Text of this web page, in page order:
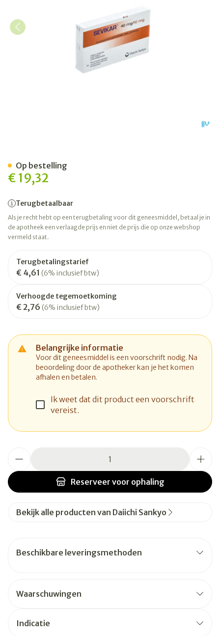
€ 19,32
Terugbetaalbaar
Als je recht hebt op een terugbetaling voor dit geneesmiddel, betaal je in
de apotheek een verlaagde prijs en niet de prijs die op onze webshop
vermeld staat.
Terugbetalingstarief
€ 4,61 (6% inclusief btw)
Verhoogde tegemoetkoming
€ 2,76 (6% inclusief btw)
Belangrijke informatie
Voor dit geneesmiddel is een voorschrift nodig. Na
beoordeling door de apotheker kan je het komen
afhalen en betalen.
Ik weet dat dit product een voorschrift
vereist.
Reserveer voor ophaling
Op bestelling
Bekijk alle producten van Daiichi Sankyo
Beschikbare leveringsmethoden
Waarschuwingen
Indicatie